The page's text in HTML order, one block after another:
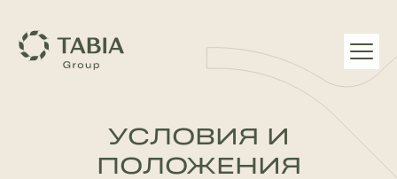
УСЛОВИЯ И
ПОЛОЖЕНИЯ